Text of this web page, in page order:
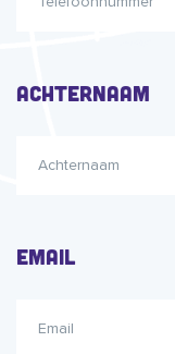
Achternaam
Email